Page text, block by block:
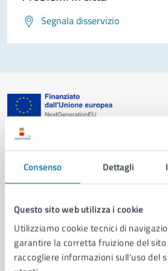
Consenso Dettagli
Questo sito web utilizza i cookie
Utilizziamo cookie tecnici di
garantire la corretta fruizione del
raccogliere informazioni sull'uso del
Segnala disservizio
Organi di governo
Municipalità
Uffici
Enti e fondazioni
Politici